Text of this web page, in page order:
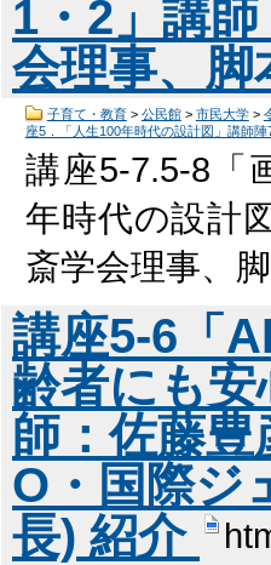
1・2」講
会理事、
子育て・教育> 公民館> 市民大学>
座5．「人生100年時代の設計図」講師陣
講座5-7.5-8「
年時代の設計
斎学会理事、
講座5-6「
齢者にも
師：佐藤
O・国際ジ
長) 紹介